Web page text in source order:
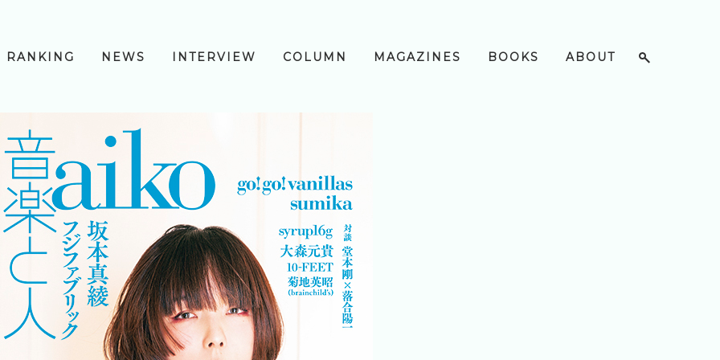
RANKING NEWS INTERVIEW COLUMN MAGAZINES BOOKS ABOUT